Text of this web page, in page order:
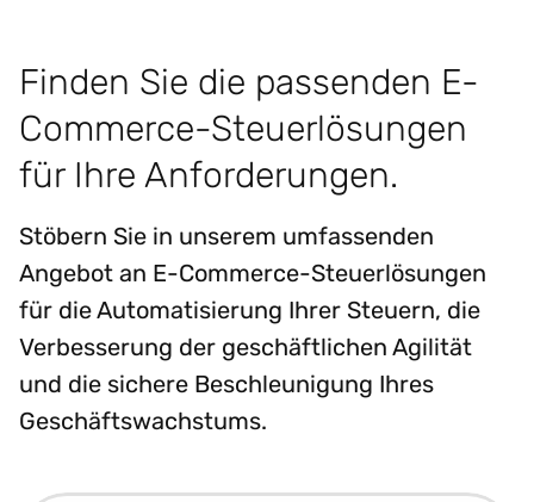
Finden Sie die passenden E-
Commerce-Steuerlösungen
für Ihre Anforderungen.
Stöbern Sie in unserem umfassenden
Angebot an E-Commerce-Steuerlösungen
für die Automatisierung Ihrer Steuern, die
Verbesserung der geschäftlichen Agilität
und die sichere Beschleunigung Ihres
Geschäftswachstums.